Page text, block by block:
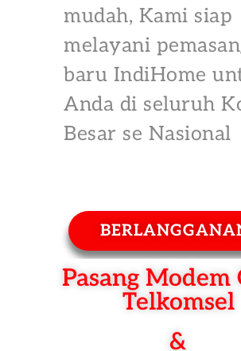
mudah, Kami siap
melayani
baru IndiHome
Anda di seluruh
Besar se Nasional
Pasang Modem
Telkomsel
&